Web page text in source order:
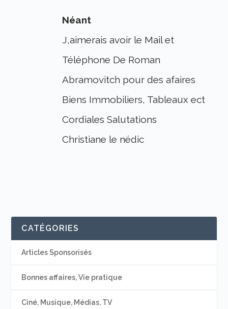
Néant
J,aimerais avoir le Mail et
Téléphone De Roman
Abramovitch pour des afaires
Biens Immobiliers, Tableaux ect
Cordiales Salutations
Christiane le nédic
CATÉGORIES
Articles Sponsorisés
Bonnes affaires, Vie pratique
Ciné, Musique, Médias, TV